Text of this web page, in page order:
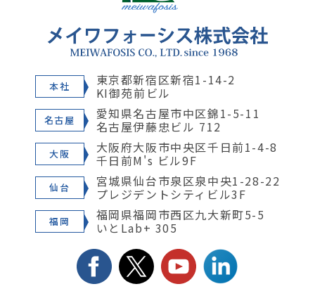
本社 東京都新宿区新宿1-14-2
KI御苑前ビル
名古屋 愛知県名古屋市中区錦1-5-11
名古屋伊藤忠ビル 712
大阪 大阪府大阪市中央区千日前1-4-8
千日前M's ビル9F
仙台 宮城県仙台市泉区泉中央1-28-22
プレジデントシティビル3F
福岡 福岡県福岡市西区九大新町5-5
いとLab+ 305